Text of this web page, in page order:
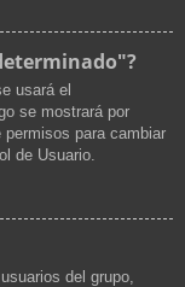
usará el
se mostrará por
para cambiar
de Usuario.
del grupo,